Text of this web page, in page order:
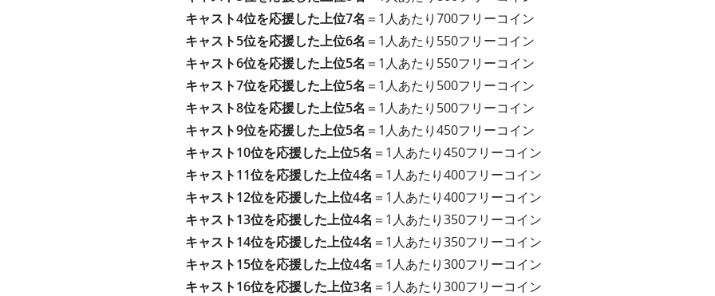
キャスト4位を応援した上位7名 ＝1人あたり700フリーコイン
キャスト5位を応援した上位6名 ＝1人あたり550フリーコイン
キャスト6位を応援した上位5名 ＝1人あたり550フリーコイン
キャスト7位を応援した上位5名 ＝1人あたり500フリーコイン
キャスト8位を応援した上位5名 ＝1人あたり500フリーコイン
キャスト9位を応援した上位5名 ＝1人あたり450フリーコイン
キャスト10位を応援した上位5名 ＝1人あたり450フリーコイン
キャスト11位を応援した上位4名 ＝1人あたり400フリーコイン
キャスト12位を応援した上位4名 ＝1人あたり400フリーコイン
キャスト13位を応援した上位4名 ＝1人あたり350フリーコイン
キャスト14位を応援した上位4名 ＝1人あたり350フリーコイン
キャスト15位を応援した上位4名 ＝1人あたり300フリーコイン
キャスト16位を応援した上位3名 ＝1人あたり300フリーコイン